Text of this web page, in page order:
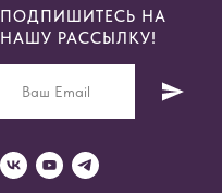
ПОДПИШИТЕСЬ НА
НАШУ РАССЫЛКУ!